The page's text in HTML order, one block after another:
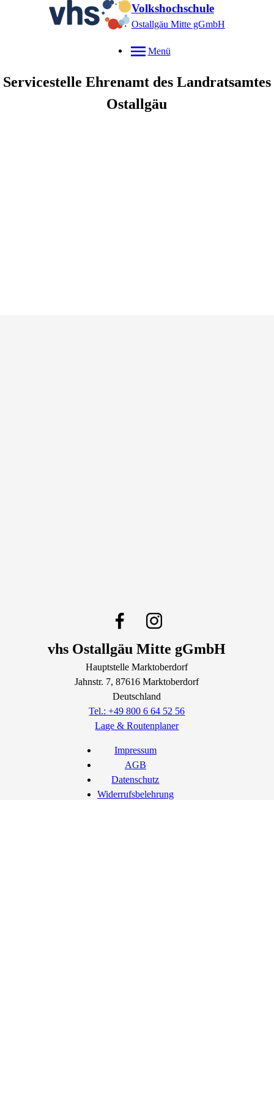
Volkshochschule
Ostallgäu Mitte gGmbH
Menü
Servicestelle Ehrenamt des Landratsamtes
Ostallgäu
vhs Ostallgäu Mitte gGmbH
Hauptstelle Marktoberdorf
Jahnstr. 7, 87616Marktoberdorf
Deutschland
Tel.: +49 800 6 64 52 56
Lage & Routenplaner
Impressum
AGB
Datenschutz
Widerrufsbelehrung